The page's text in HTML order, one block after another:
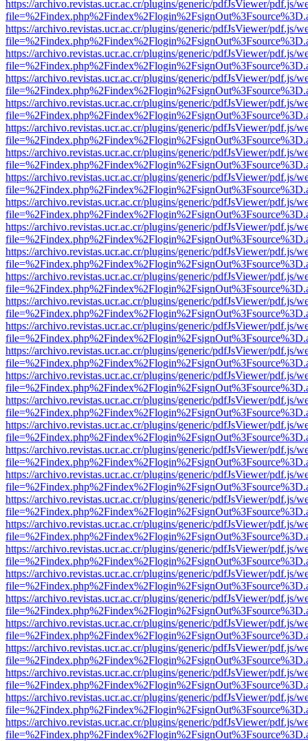
https://archivo.revistas.ucr.ac.cr/plugins/generic/pdfJsViewer/pdf.js/
https://archivo.revistas.ucr.ac.cr/plugins/generic/pdfJsViewer/pdf.js/
https://archivo.revistas.ucr.ac.cr/plugins/generic/pdfJsViewer/pdf.js/
https://archivo.revistas.ucr.ac.cr/plugins/generic/pdfJsViewer/pdf.js/
https://archivo.revistas.ucr.ac.cr/plugins/generic/pdfJsViewer/pdf.js/
https://archivo.revistas.ucr.ac.cr/plugins/generic/pdfJsViewer/pdf.js/
https://archivo.revistas.ucr.ac.cr/plugins/generic/pdfJsViewer/pdf.js/
https://archivo.revistas.ucr.ac.cr/plugins/generic/pdfJsViewer/pdf.js/
https://archivo.revistas.ucr.ac.cr/plugins/generic/pdfJsViewer/pdf.js/
https://archivo.revistas.ucr.ac.cr/plugins/generic/pdfJsViewer/pdf.js/
https://archivo.revistas.ucr.ac.cr/plugins/generic/pdfJsViewer/pdf.js/
https://archivo.revistas.ucr.ac.cr/plugins/generic/pdfJsViewer/pdf.js/
https://archivo.revistas.ucr.ac.cr/plugins/generic/pdfJsViewer/pdf.js/
https://archivo.revistas.ucr.ac.cr/plugins/generic/pdfJsViewer/pdf.js/
https://archivo.revistas.ucr.ac.cr/plugins/generic/pdfJsViewer/pdf.js/
https://archivo.revistas.ucr.ac.cr/plugins/generic/pdfJsViewer/pdf.js/
https://archivo.revistas.ucr.ac.cr/plugins/generic/pdfJsViewer/pdf.js/
https://archivo.revistas.ucr.ac.cr/plugins/generic/pdfJsViewer/pdf.js/
https://archivo.revistas.ucr.ac.cr/plugins/generic/pdfJsViewer/pdf.js/
https://archivo.revistas.ucr.ac.cr/plugins/generic/pdfJsViewer/pdf.js/
https://archivo.revistas.ucr.ac.cr/plugins/generic/pdfJsViewer/pdf.js/
https://archivo.revistas.ucr.ac.cr/plugins/generic/pdfJsViewer/pdf.js/
https://archivo.revistas.ucr.ac.cr/plugins/generic/pdfJsViewer/pdf.js/
https://archivo.revistas.ucr.ac.cr/plugins/generic/pdfJsViewer/pdf.js/
https://archivo.revistas.ucr.ac.cr/plugins/generic/pdfJsViewer/pdf.js/
https://archivo.revistas.ucr.ac.cr/plugins/generic/pdfJsViewer/pdf.js/
https://archivo.revistas.ucr.ac.cr/plugins/generic/pdfJsViewer/pdf.js/
https://archivo.revistas.ucr.ac.cr/plugins/generic/pdfJsViewer/pdf.js/
https://archivo.revistas.ucr.ac.cr/plugins/generic/pdfJsViewer/pdf.js/
https://archivo.revistas.ucr.ac.cr/plugins/generic/pdfJsViewer/pdf.js/